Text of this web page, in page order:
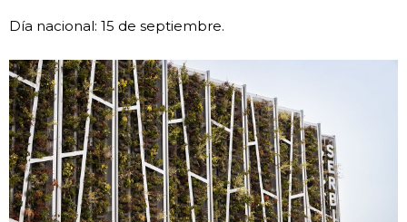
Tokio
Avisos
Día nacional: 15 de septiembre.